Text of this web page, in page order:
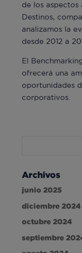
de los aspectos
Destinos,
analizamos la
desde 2012 a
El
ofrecerá una
oportunidades
corporativos.
Archivos
junio 2025
diciembre 2024
octubre 2024
septiembre